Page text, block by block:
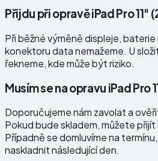
Přijdu při opravě iPad Pro 11"
Při běžné výměně displeje,
konektoru data nemažeme. U
řekneme, kde může být riziko.
Musím se na opravu iPad Pro
Doporučujeme nám zavolat a
Pokud bude skladem, můžete
Případně se domluvíme na
naskladnit následující den.